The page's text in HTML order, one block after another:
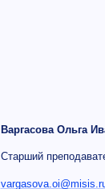
Варгасова Ольга
Старший